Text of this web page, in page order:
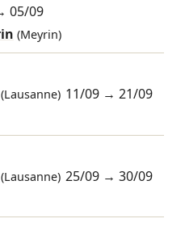
05/09
(Meyrin)
11/09 →21/09
25/09 →30/09